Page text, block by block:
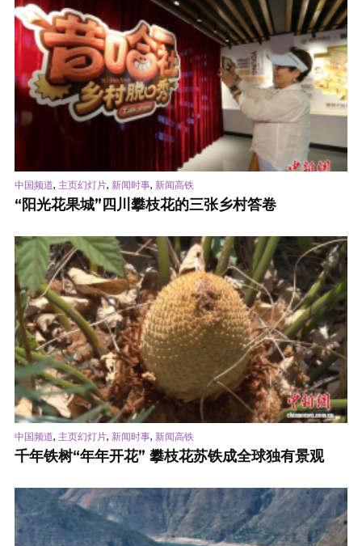
中国频道, 主页幻灯片, 新闻时事, 新闻高铁
“阳光花果城”四川攀枝花的三张乡村答卷
中国频道, 主页幻灯片, 新闻时事, 新闻高铁
千年铁树“年年开花” 攀枝花苏铁成全球独有景观